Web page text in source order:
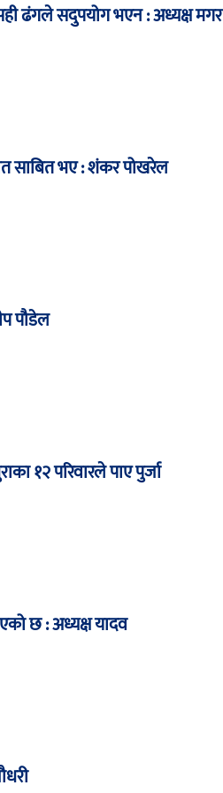
ढंगले सदुपयोग भएन : अध्यक्ष मगर
साबित भए : शंकर पोखरेल
पौडेल
१२ परिवारले पाए पुर्जा
छ : अध्यक्ष यादव